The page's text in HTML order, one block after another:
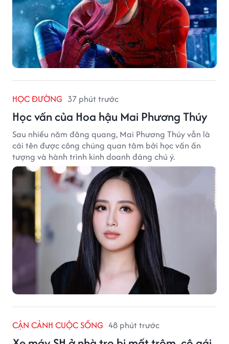
HỌC ĐƯỜNG 37 phút trước
Học vấn của Hoa hậu Mai Phương Thúy
Sau nhiều năm đăng quang, Mai Phương Thúy vẫn là
cái tên được công chúng quan tâm bởi học vấn ấn
tượng và hành trình kinh doanh đáng chú ý.
CẬN CẢNH CUỘC SỐNG 48 phút trước